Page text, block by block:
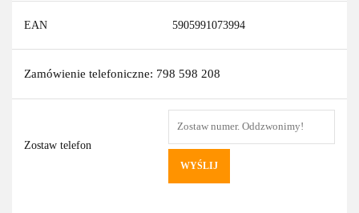
EAN 5905991073994
Zamówienie telefoniczne: 798 598 208
Zostaw telefon
WYŚLIJ